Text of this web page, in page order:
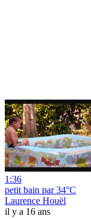
1:36
petit bain par 34°C
Laurence Houël
il y a 16 ans